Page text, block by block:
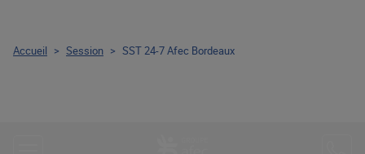
Accueil > Session > SST 24-7 Afec Bordeaux